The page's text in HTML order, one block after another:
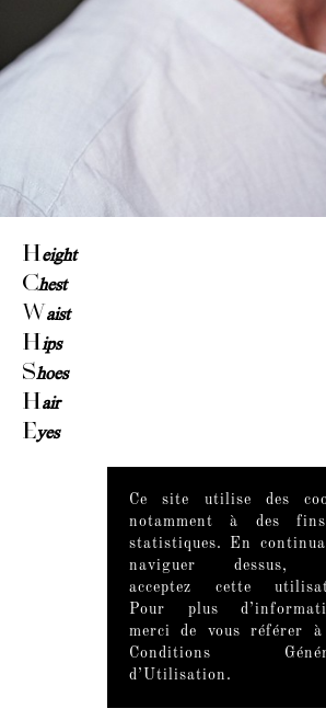
Height
Chest
W aist
Hips
Shoes
Hair
Eyes
Ce site utilise des
notamment à des
statistiques. En
naviguer dessus,
acceptez cette
Pour plus
merci de vous référer à
Conditions
d’Utilisation.